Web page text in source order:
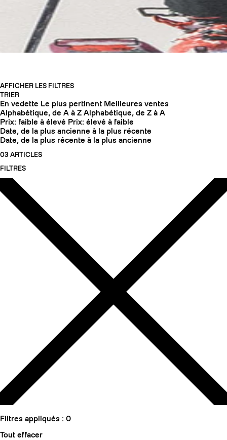
AFFICHER LES FILTRES
TRIER
En vedette Le plus pertinent Meilleures ventes
Alphabétique, de A à Z Alphabétique, de Z à A
Prix: faible à élevé Prix: élevé à faible
Date, de la plus ancienne à la plus récente
Date, de la plus récente à la plus ancienne
03 ARTICLES
FILTRES
Filtres appliqués : 0
Tout effacer